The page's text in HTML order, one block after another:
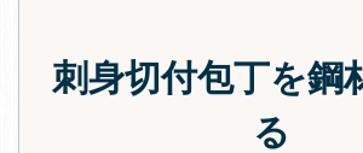
刺身切付包丁を鋼
る